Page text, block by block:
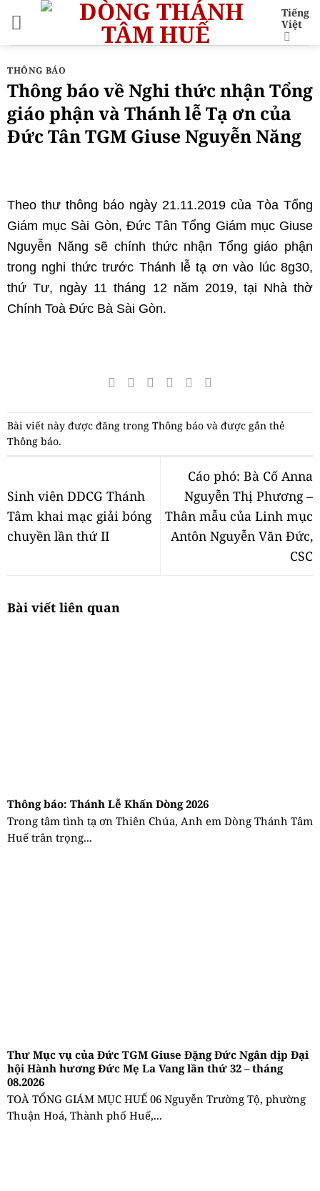
qua
nội
dung
Tiếng
Việt
THÔNG BÁO
Thông báo về Nghi thức nhận Tổng
giáo phận và Thánh lễ Tạ ơn của
Đức Tân TGM Giuse Nguyễn Năng
Theo thư thông báo ngày 21.11.2019 của Tòa Tổng
Giám mục Sài Gòn, Đức Tân Tổng Giám mục Giuse
Nguyễn Năng sẽ chính thức nhận Tổng giáo phận
trong nghi thức trước Thánh lễ tạ ơn vào lúc 8g30,
thứ Tư, ngày 11 tháng 12 năm 2019, tại Nhà thờ
Chính Toà Đức Bà Sài Gòn.
Bài viết này được đăng trong Thông báo và được gắn thẻ
Thông báo.
Sinh viên DDCG Thánh
Tâm khai mạc giải bóng
chuyền lần thứ II
Cáo phó: Bà Cố Anna
Nguyễn Thị Phương –
Thân mẫu của Linh mục
Antôn Nguyễn Văn Đức,
CSC
Bài viết liên quan
Thông báo: Thánh Lễ Khấn Dòng 2026
Trong tâm tình tạ ơn Thiên Chúa, Anh em Dòng Thánh Tâm
Huế trân trọng...
Thư Mục vụ của Đức TGM Giuse Đặng Đức Ngân dịp Đại
hội Hành hương Đức Mẹ La Vang lần thứ 32 – tháng
08.2026
TOÀ TỔNG GIÁM MỤC HUẾ 06 Nguyễn Trường Tộ, phường
Thuận Hoá, Thành phố Huế,...